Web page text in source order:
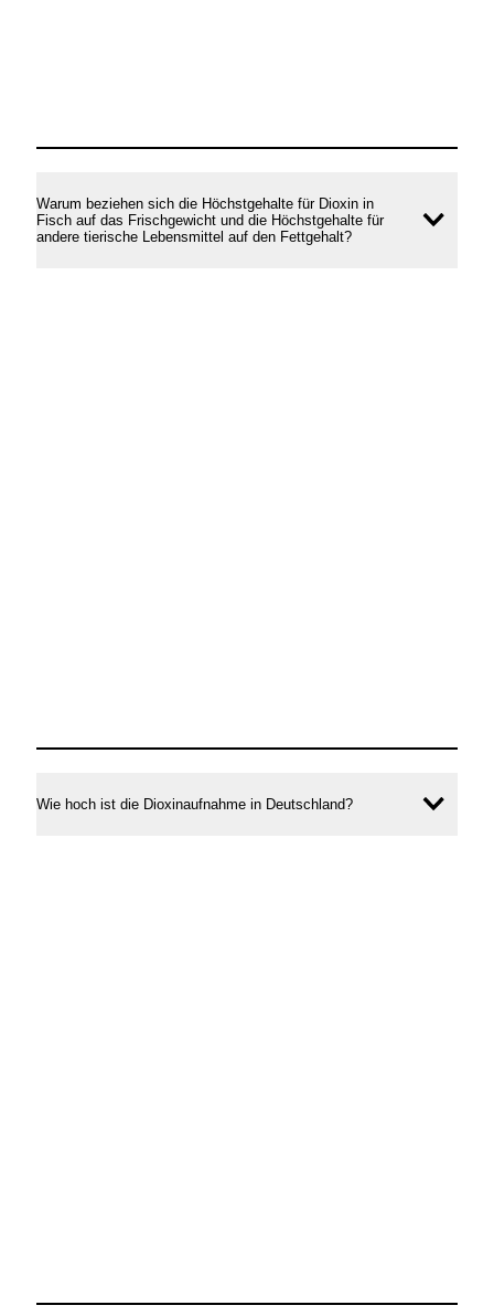
Warum beziehen sich die Höchstgehalte für Dioxin in
Fisch auf das Frischgewicht und die Höchstgehalte für
andere tierische Lebensmittel auf den Fettgehalt?
Wie hoch ist die Dioxinaufnahme in Deutschland?